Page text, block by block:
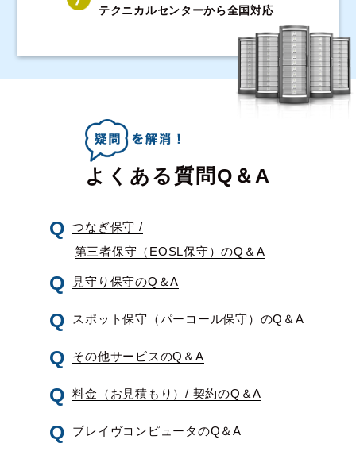
テクニカルセンターから全国対応
よくある質問Q＆A
つなぎ保守 /
第三者保守（EOSL保守）のQ＆A
見守り保守のQ＆A
スポット保守（パーコール保守）のQ＆A
その他サービスのQ＆A
料金（お見積もり）/ 契約のQ＆A
ブレイヴコンピュータのQ＆A